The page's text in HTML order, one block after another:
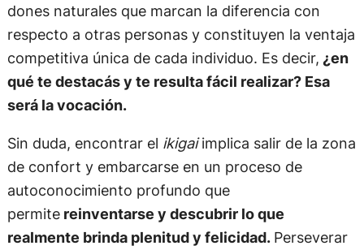
dones naturales que marcan la diferencia con
respecto a otras personas y constituyen la ventaja
competitiva única de cada individuo. Es decir, ¿en
qué te destacás y te resulta fácil realizar? Esa
será la vocación.
Sin duda, encontrar el ikigaiimplica salir de la zona
de confort y embarcarse en un proceso de
autoconocimiento profundo que
permitereinventarse y descubrir lo que
realmente brinda plenitud y felicidad. Perseverar